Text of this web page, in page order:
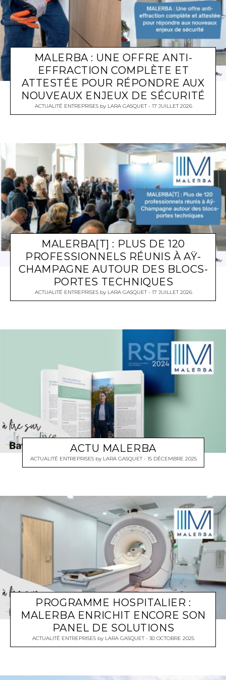
MALERBA : UNE OFFRE ANTI-
EFFRACTION COMPLÈTE ET
ATTESTÉE POUR RÉPONDRE AUX
NOUVEAUX ENJEUX DE SÉCURITÉ
ACTUALITÉ ENTREPRISESby LARA GASQUET 17 JUILLET 2026
MALERBA[T] : PLUS DE 120
PROFESSIONNELS RÉUNIS À AŸ-
CHAMPAGNE AUTOUR DES BLOCS-
PORTES TECHNIQUES
ACTUALITÉ ENTREPRISESby LARA GASQUET 17 JUILLET 2026
ACTU MALERBA
ACTUALITÉ ENTREPRISESby LARA GASQUET 15 DÉCEMBRE 2025
PROGRAMME HOSPITALIER :
MALERBA ENRICHIT ENCORE SON
PANEL DE SOLUTIONS
ACTUALITÉ ENTREPRISES by LARA GASQUET 30 OCTOBRE 2025